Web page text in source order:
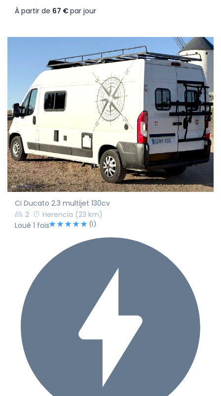
À partir de 67 €par jour
Ci Ducato 2.3 multijet 130cv
2
Herencia (23 km)
Loué 1 fois
(1)